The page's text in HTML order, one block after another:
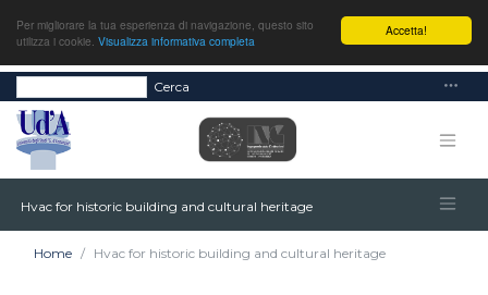
Accetta!
Per migliorare la tua esperienza di navigazione, questo sito
utilizza i cookie. Visualizza informativa completa
Cerca
Hvac for historic building and cultural heritage
Home Hvac for historic building and cultural heritage